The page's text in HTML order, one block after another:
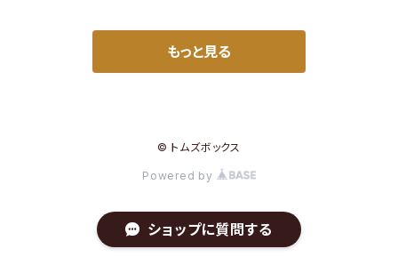
もっと見る
© トムズボックス
Powered by
ショップに質問する